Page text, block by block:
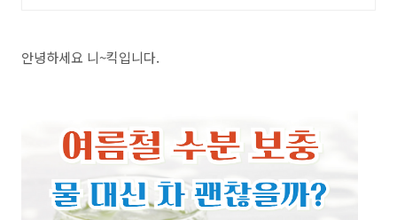
안녕하세요 니~킥입니다.